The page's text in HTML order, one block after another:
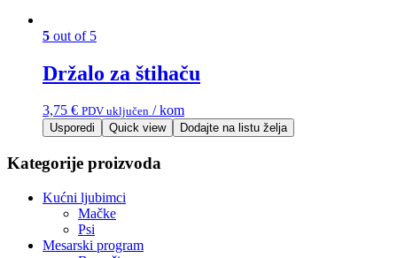
5 out of 5
Držalo za štihaču
3,75 € PDV uključen / kom
Usporedi Quick view Dodajte na listu želja
Kategorije proizvoda
Kućni ljubimci
Mačke
Psi
Mesarski program